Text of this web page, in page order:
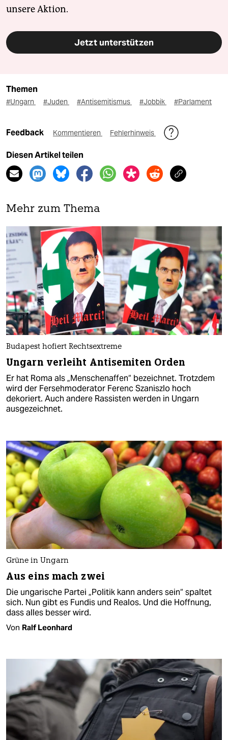
unsere Aktion.
Jetzt unterstützen
Themen
#Ungarn #Juden #Antisemitismus #Jobbik #Parlament
Feedback Kommentieren Fehlerhinweis
Diesen Artikel teilen
Mehr zum Thema
Budapest hofiert Rechtsextreme
Ungarn verleiht Antisemiten Orden
Er hat Roma als „Menschenaffen“ bezeichnet. Trotzdem
wird der Fersehmoderator Ferenc Szaniszlo hoch
dekoriert. Auch andere Rassisten werden in Ungarn
ausgezeichnet.
Grüne in Ungarn
Aus eins mach zwei
Die ungarische Partei „Politik kann anders sein“ spaltet
sich. Nun gibt es Fundis und Realos. Und die Hoffnung,
dass alles besser wird.
Von Ralf Leonhard